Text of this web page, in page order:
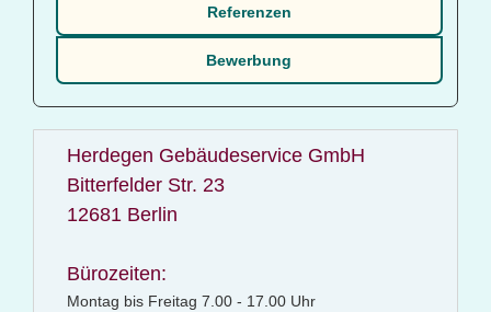
Referenzen
Bewerbung
Herdegen Gebäudeservice GmbH
Bitterfelder Str. 23
12681 Berlin
Bürozeiten:
Montag bis Freitag 7.00 - 17.00 Uhr